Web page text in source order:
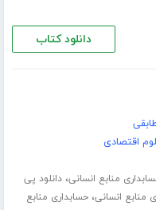
دانلود کتاب
اقتصادی
منابع انسانی،دانلود پی
منابع انسانی،حسابداری منابع